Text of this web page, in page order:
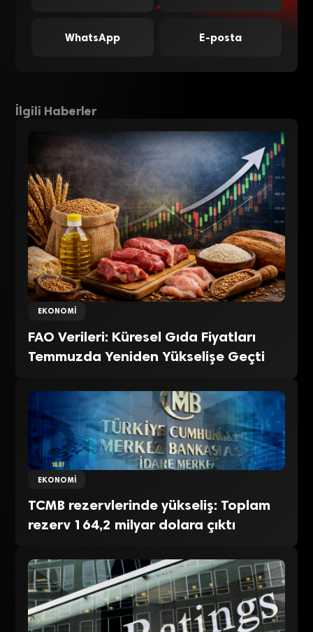
WhatsApp E-posta
İlgili Haberler
EKONOMI
FAO Verileri: Küresel Gıda Fiyatları
Temmuzda Yeniden Yükselişe Geçti
EKONOMI
TCMB rezervlerinde yükseliş: Toplam
rezerv 164,2 milyar dolara çıktı